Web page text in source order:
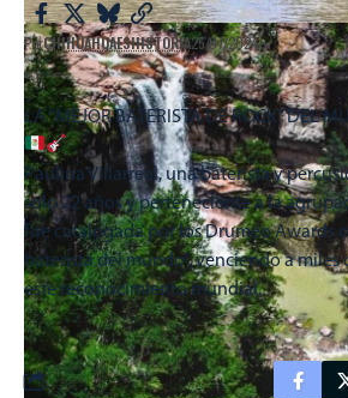
PorCHIHUAHUAESHISTORIA25/07/2024
LA “MEJOR BATERISTA DE ROCK” DEL
Paulina Villarreal, una baterista y
solo 22 años y perteneciente a la
fue catalogada por los Drumeo Awards
baterista del mundo”, venciendo a
este reconocimiento mundial.